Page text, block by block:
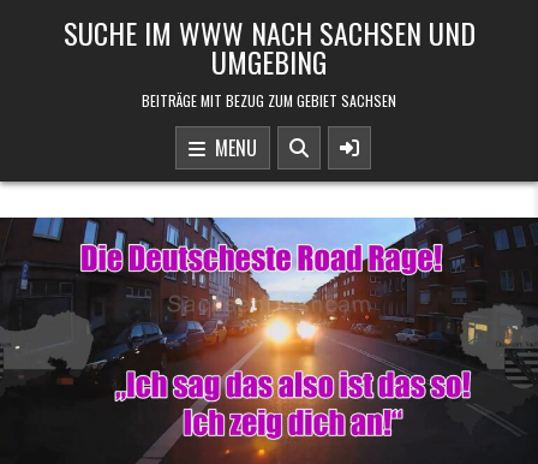
SUCHE IM WWW NACH SACHSEN UND
UMGEBING
BEITRÄGE MIT BEZUG ZUM GEBIET SACHSEN
MENU